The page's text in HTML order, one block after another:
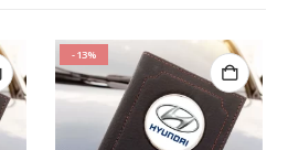
-13%